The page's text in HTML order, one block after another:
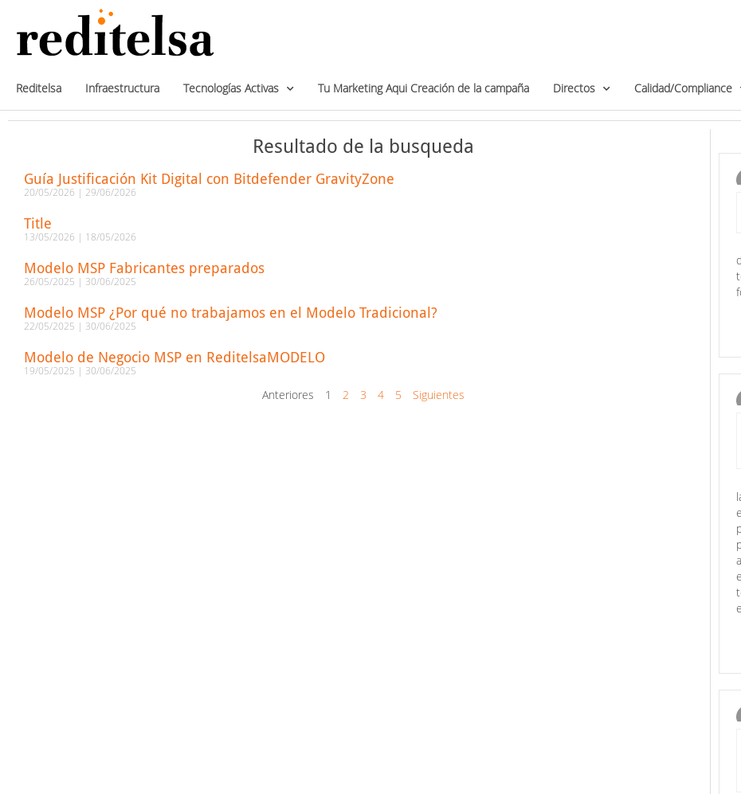
Reditelsa Infraestructura Tecnologías Activas Tu Marketing Aqui Creación de la campaña Directos Calidad/Compliance
Resultado de la busqueda
Guía Justificación Kit Digital con Bitdefender GravityZone
20/05/2026 29/06/2026
Title
13/05/2026 18/05/2026
Modelo MSP Fabricantes preparados
26/05/2025 30/06/2025
Modelo MSP ¿Por qué no trabajamos en el Modelo Tradicional?
22/05/2025 30/06/2025
Modelo de Negocio MSP en ReditelsaMODELO
19/05/2025 30/06/2025
Anteriores 1 2 3 4 5 Siguientes